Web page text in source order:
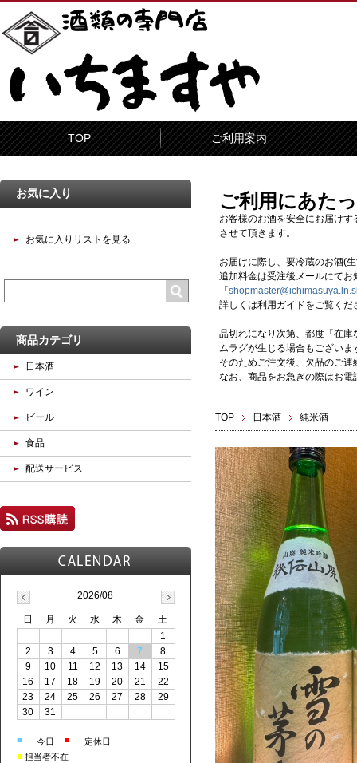
TOP ご利用案内
ご利用にあた
お客様のお酒を安全にお届け
させて頂きます。
お届けに際し、要冷蔵のお酒(
追加料金は受注後メールにてお
「
詳しくは利用ガイドをご覧くだ
品切れになり次第、都度「在
ムラグが生じる場合もございま
そのためご注文後、欠品のご
なお、商品をお急ぎの際はお
TOP 日本酒 純米酒
お気に入り
お気に入りリストを見る
商品カテゴリ
日本酒
ワイン
ビール
食品
配送サービス
2026/08
日 月 火 水 木 金
土
1
2
3 4 5 6 7
8
9
10 11 12 13 14
15
16
17 18 19 20 21
22
23
24 25 26 27 28
29
30
31
■ 今日 ■ 定休日
■ 担当者不在